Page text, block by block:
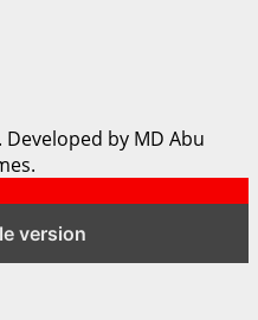
Developed by MD Abu
version